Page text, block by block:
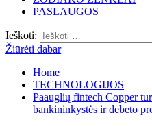
PASLAUGOS
Ieškoti:
Žiūrėti dabar
Home
TECHNOLOGIJOS
Paauglių fintech Copper
bankininkystės ir debeto